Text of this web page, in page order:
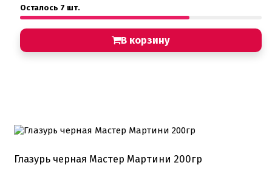
Осталось 7 шт.
В корзину
Глазурь черная Мастер Мартини 200гр